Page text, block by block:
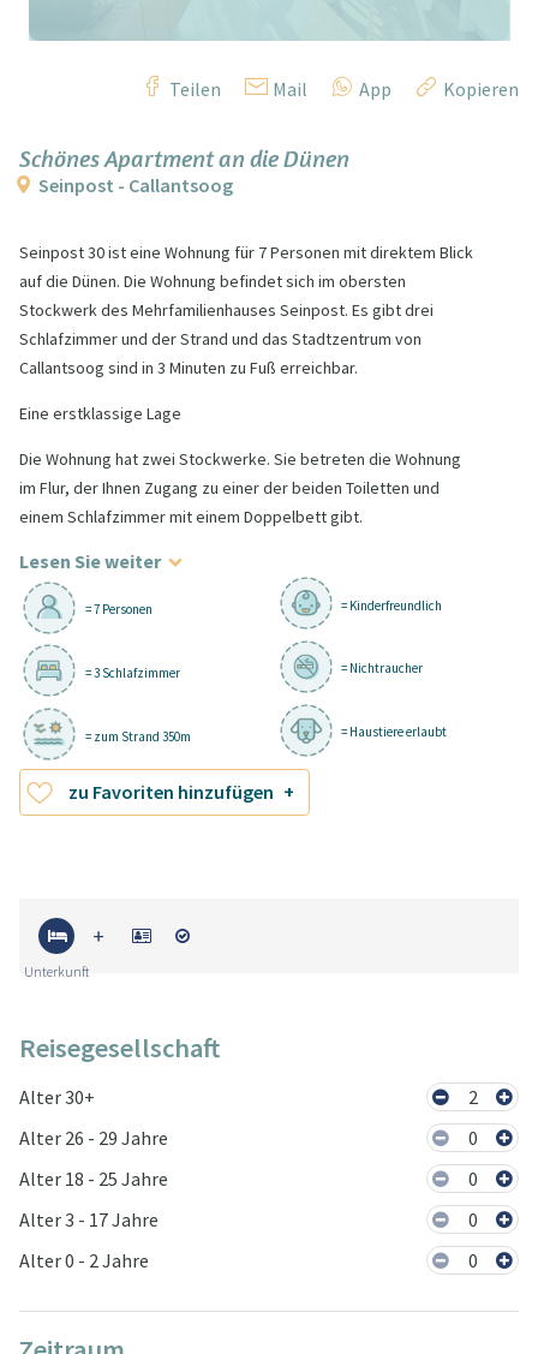
Teilen Mail App Kopieren
Schönes Apartment an die Dünen
Seinpost - Callantsoog
Seinpost 30 ist eine Wohnung für 7 Personen mit direktem Blick
auf die Dünen. Die Wohnung befindet sich im obersten
Stockwerk des Mehrfamilienhauses Seinpost. Es gibt drei
Schlafzimmer und der Strand und das Stadtzentrum von
Callantsoog sind in 3 Minuten zu Fuß erreichbar.
Eine erstklassige Lage
Die Wohnung hat zwei Stockwerke. Sie betreten die Wohnung
im Flur, der Ihnen Zugang zu einer der beiden Toiletten und
einem Schlafzimmer mit einem Doppelbett gibt.
Lesen Sie weiter
= 7 Personen
= 3 Schlafzimmer
= zum Strand 350m
= Kinderfreundlich
= Nichtraucher
= Haustiere erlaubt
zu Favoriten hinzufügen
Unterkunft
Reisegesellschaft
Alter 30+
2
Alter 26 - 29 Jahre
0
Alter 18 - 25 Jahre
0
Alter 3 - 17 Jahre
0
Alter 0 - 2 Jahre
0